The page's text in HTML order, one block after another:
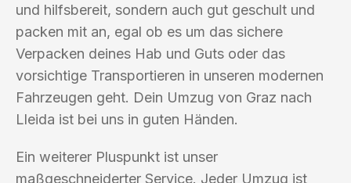
und hilfsbereit, sondern auch gut geschult und
packen mit an, egal ob es um das sichere
Verpacken deines Hab und Guts oder das
vorsichtige Transportieren in unseren modernen
Fahrzeugen geht. Dein Umzug von Graz nach
Lleida ist bei uns in guten Händen.
Ein weiterer Pluspunkt ist unser
maßgeschneiderter Service. Jeder Umzug ist